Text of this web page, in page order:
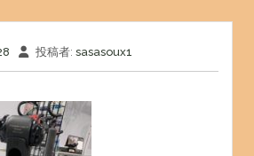
投稿者: sasasoux1